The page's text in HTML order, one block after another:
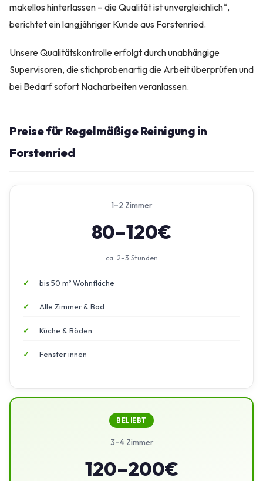
makellos hinterlassen – die Qualität ist unvergleichlich“,
berichtet ein langjähriger Kunde aus Forstenried.
Unsere Qualitätskontrolle erfolgt durch unabhängige
Supervisoren, die stichprobenartig die Arbeit überprüfen und
bei Bedarf sofort Nacharbeiten veranlassen.
Preise für Regelmäßige Reinigung in
Forstenried
1–2 Zimmer
80–120€
ca. 2–3 Stunden
bis 50 m² Wohnfläche
Alle Zimmer & Bad
Küche & Böden
Fenster innen
BELIEBT
3–4 Zimmer
120–200€